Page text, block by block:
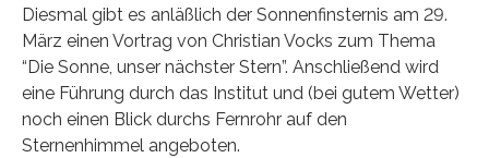
Diesmal gibt es anläßlich der Sonnenfinsternis am 29.
März einen Vortrag von Christian Vocks zum Thema
“Die Sonne, unser nächster Stern”. Anschließend wird
eine Führung durch das Institut und (bei gutem Wetter)
noch einen Blick durchs Fernrohr auf den
Sternenhimmel angeboten.